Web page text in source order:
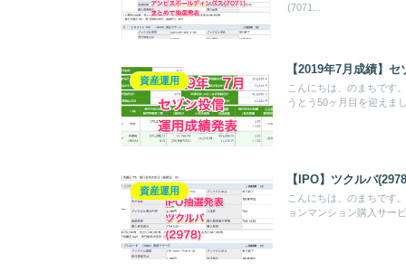
(7071...
資産運用
【2019年7月成績】
こんにちは、のまちです
うとう50ヶ月目を迎えまし
資産運用
【IPO】ツクルバ
こんにちは、のまちです
ョンマンション購入サービ